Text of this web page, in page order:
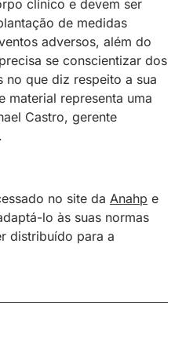
clínico e devem ser
de medidas
adversos, além do
se conscientizar dos
no que diz respeito a sua
material representa uma
Castro, gerente
no site da Anahp e
lo às suas normas
distribuído para a